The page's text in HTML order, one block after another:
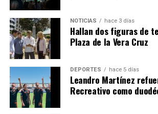
SEXTA CORRIDA DE LAS FIESTAS
2026
hace 6 días· Huelvatv
NOTICIAS hace 3 días
Hallan dos figuras de
Plaza de la Vera Cruz
DEPORTES hace 5 días
Leandro Martínez
Recreativo como